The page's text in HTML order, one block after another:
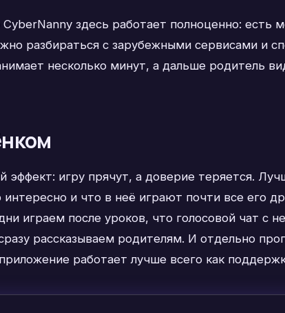
здесь работает полноценно: есть
разбираться с зарубежными сервисами и
несколько минут, а дальше родитель
эффект: игру прячут, а доверие теряется.
и что в неё играют почти все его
играем после уроков, что голосовой чат
рассказываем родителям. И отдельно
работает лучше всего как